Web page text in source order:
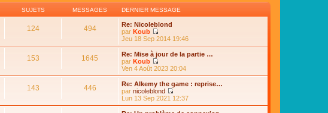
e
d
e
n
r
m
e
s
a
g
e
t
e
r
l
d
e
r
i
e
r
m
e
s
s
s
u
l
t
e
r
e
e
r
n
i
e
r
SUJETS MESSAGES DERNIER MESSAGE
124 494
Re: Nicoleblond
par Koub
C
o
n
s
u
l
e
r
l
Jeu 18 Sep 2014 19:46
153 1645
Re: Mise à jour de la partie …
par Koub
C
o
n
s
u
l
t
Ven 4 Août 2023 20:04
143 446
Re: Alkemy the game : reprise…
par nicoleblond
C
o
n
Lun 13 Sep 2021 12:37